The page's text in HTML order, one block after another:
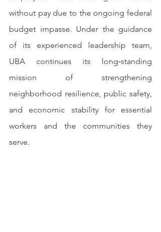
without pay due to the ongoing federal
budget impasse. Under the guidance
of its experienced leadership team,
UBA continues its long‑standing
mission of strengthening
neighborhood resilience, public safety,
and economic stability for essential
workers and the communities they
serve.